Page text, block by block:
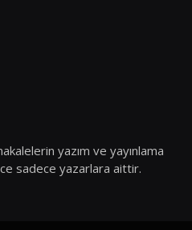
yazım ve yayınlama
sadece yazarlara aittir.